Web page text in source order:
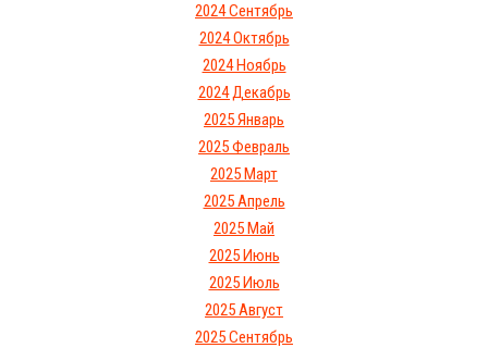
2024 Сентябрь
2024 Октябрь
2024 Ноябрь
2024 Декабрь
2025 Январь
2025 Февраль
2025 Март
2025 Апрель
2025 Май
2025 Июнь
2025 Июль
2025 Август
2025 Сентябрь